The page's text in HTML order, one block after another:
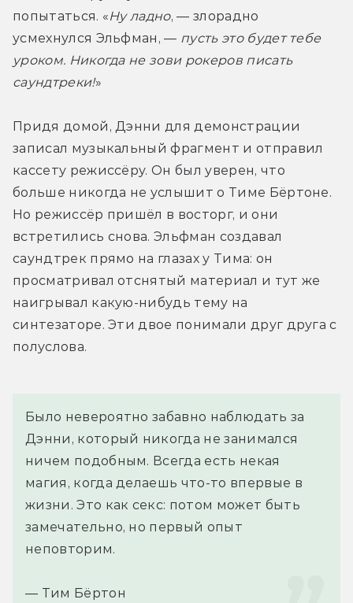
попытаться. «Ну ладно, — злорадно
усмехнулся Эльфман, — пусть это будет тебе
уроком. Никогда не зови рокеров писать
саундтреки!»
Придя домой, Дэнни для демонстрации
записал музыкальный фрагмент и отправил
кассету режиссёру. Он был уверен, что
больше никогда не услышит о Тиме Бёртоне.
Но режиссёр пришёл в восторг, и они
встретились снова. Эльфман создавал
саундтрек прямо на глазах у Тима: он
просматривал отснятый материал и тут же
наигрывал какую-нибудь тему на
синтезаторе. Эти двое понимали друг друга с
полуслова.
Было невероятно забавно наблюдать за
Дэнни, который никогда не занимался
ничем подобным. Всегда есть некая
магия, когда делаешь что-то впервые в
жизни. Это как секс: потом может быть
замечательно, но первый опыт
— Тим Бёртон